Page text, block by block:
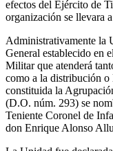
efectos del Ejército de
organización se llevara
Administrativamente la
General establecido en
Militar que atenderá
como a la distribución
constituida la
(D.O. núm. 293) se
Teniente Coronel de
don Enrique Alonso